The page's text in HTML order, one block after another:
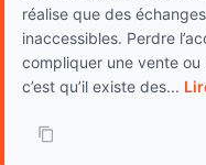
réalise que des
inaccessibles. Perdre
compliquer une vente ou
c’est qu’il existe des...